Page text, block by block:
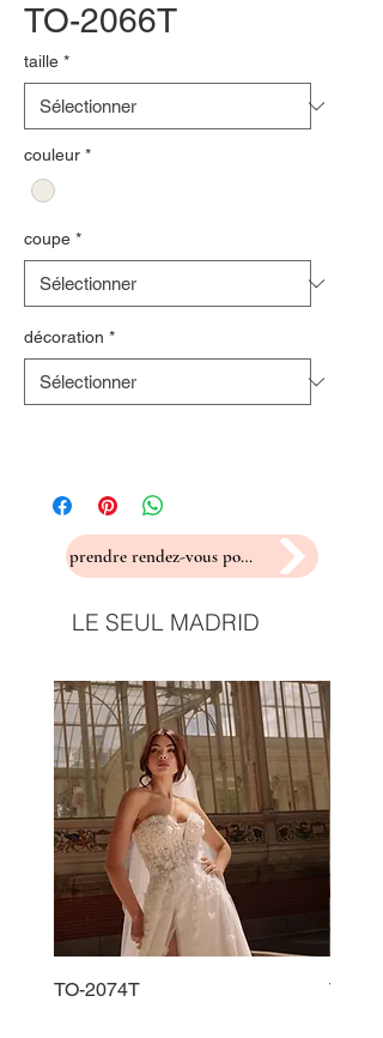
TO-2066T
taille *
couleur *
coupe *
décoration *
prendre rendez-vous pour un essayage
LE SEUL MADRID
TO-2074T TO-